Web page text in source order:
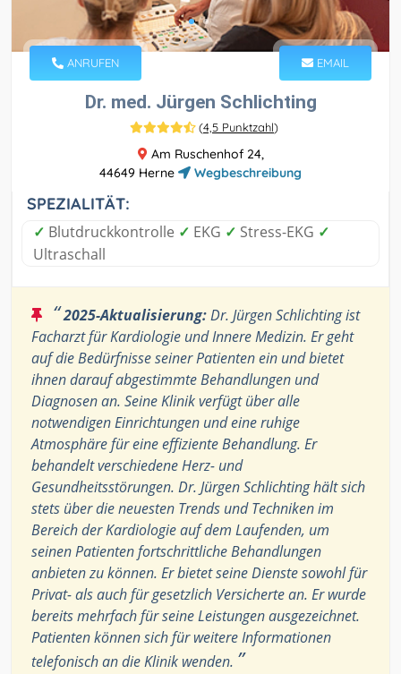
ANRUFEN EMAIL
Dr. med. Jürgen Schlichting
(4,5 Punktzahl)
Am Ruschenhof 24,
44649 Herne
Wegbeschreibung
SPEZIALITÄT:
✓ Blutdruckkontrolle ✓ EKG ✓ Stress-EKG ✓
Ultraschall
“2025-Aktualisierung:Dr. Jürgen Schlichting ist
Facharzt für Kardiologie und Innere Medizin. Er geht
auf die Bedürfnisse seiner Patienten ein und bietet
ihnen darauf abgestimmte Behandlungen und
Diagnosen an. Seine Klinik verfügt über alle
notwendigen Einrichtungen und eine ruhige
Atmosphäre für eine effiziente Behandlung. Er
behandelt verschiedene Herz- und
Gesundheitsstörungen. Dr. Jürgen Schlichting hält sich
stets über die neuesten Trends und Techniken im
Bereich der Kardiologie auf dem Laufenden, um
seinen Patienten fortschrittliche Behandlungen
anbieten zu können. Er bietet seine Dienste sowohl für
Privat- als auch für gesetzlich Versicherte an. Er wurde
bereits mehrfach für seine Leistungen ausgezeichnet.
Patienten können sich für weitere Informationen
telefonisch an die Klinik wenden. ”